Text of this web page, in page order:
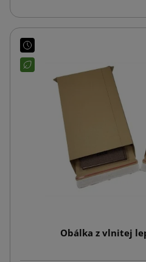
Obálka z vlnitej